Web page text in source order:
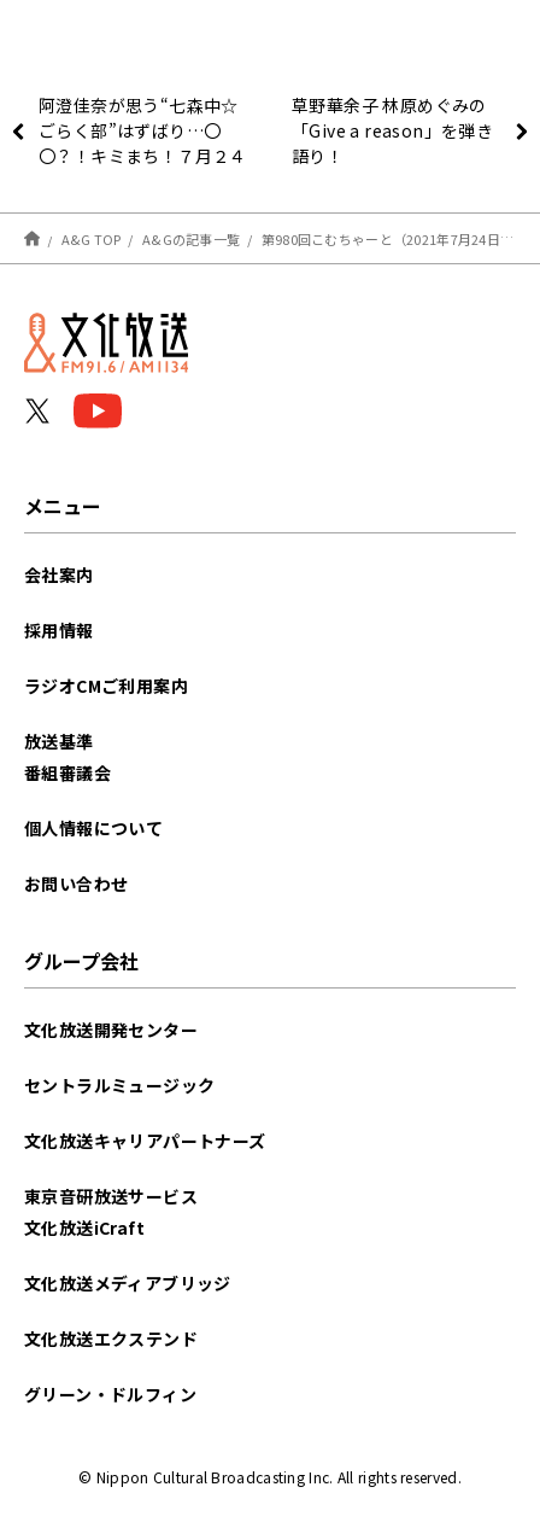
阿澄佳奈が思う“七森中☆
ごらく部”はずばり…〇
〇？！キミまち！７月２４
草野華余子 林原めぐみの
「Give a reason」を弾き
語り！
A&G TOP A&Gの記事一覧 第980回こむちゃーと（2021年7月24日放送分）
メニュー
会社案内
採用情報
ラジオCMご利用案内
放送基準
番組審議会
個人情報について
お問い合わせ
グループ会社
文化放送開発センター
セントラルミュージック
文化放送キャリアパートナーズ
東京音研放送サービス
文化放送iCraft
文化放送メディアブリッジ
文化放送エクステンド
グリーン・ドルフィン
© Nippon Cultural Broadcasting Inc. All rights reserved.